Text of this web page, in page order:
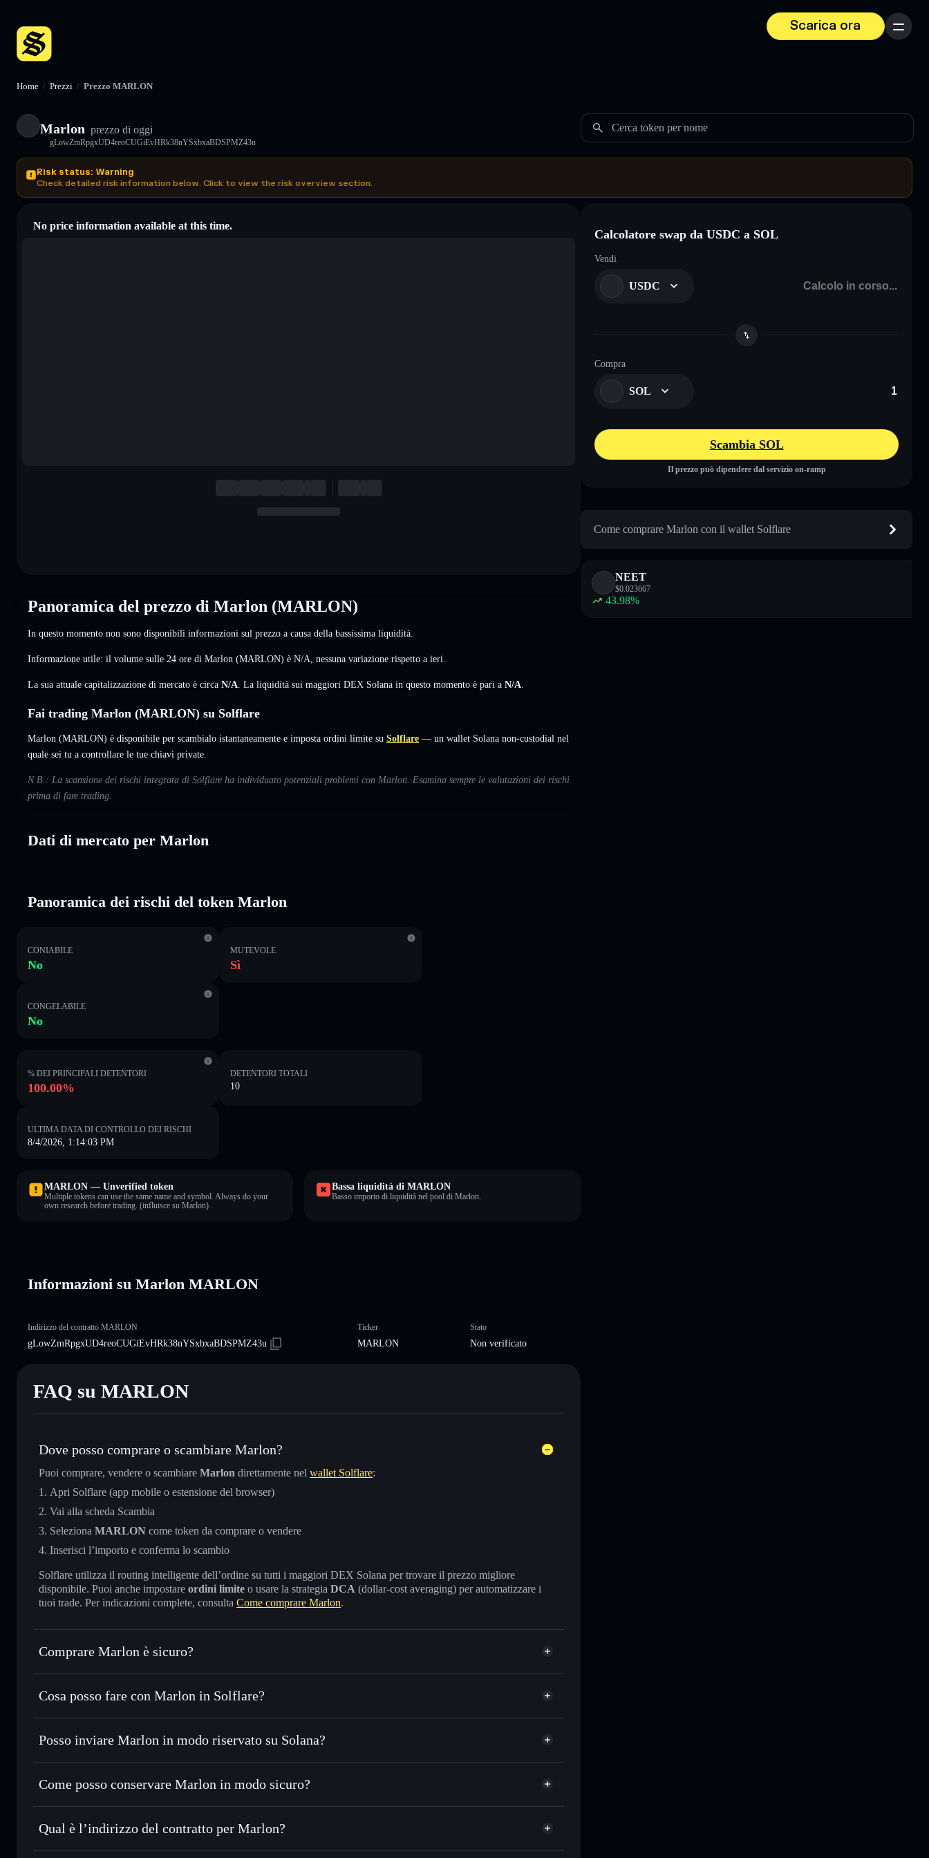
Scarica ora
Menu
Home / Prezzi / Prezzo MARLON
Marlon prezzo di oggi
gLowZmRpgxUD4reoCUGiEvHRk38nYSxbxaBDSPMZ43u
Cerca token per nome
Risk status: Warning
Check detailed risk information below. Click to view the risk overview section.
No price information available at this time.
Panoramica del prezzo di Marlon (MARLON)
In questo momento non sono disponibili informazioni sul prezzo a causa della bassissima liquidità.
Informazione utile: il volume sulle 24 ore di Marlon (MARLON) è N/A nessuna variazione rispetto a ieri.
La sua attuale capitalizzazione di mercato è circa N/A . La liquidità sui maggiori DEX Solana in questo momento è pari a N/A
Fai trading Marlon (MARLON) su Solflare
Marlon (MARLON) è disponibile per scambialo istantaneamente e imposta ordini limite su Solflare — un wallet Solana non-custodial nel
quale sei tu a controllare le tue chiavi private.
N.B.: La scansione dei rischi integrata di Solflare ha individuato potenziali problemi con Marlon. Esamina sempre le valutazioni dei rischi
prima di fare trading.
Dati di mercato per Marlon
Panoramica dei rischi del token Marlon
CONIABILE
No
MUTEVOLE
Sì
CONGELABILE
No
% DEI PRINCIPALI DETENTORI
100.00%
DETENTORI TOTALI
10
ULTIMA DATA DI CONTROLLO DEI RISCHI
8/4/2026, 1:14:03 PM
MARLON — Unverified token
Multiple tokens can use the same name and symbol. Always do your
own research before trading. (influisce su Marlon).
Bassa liquidità di MARLON
Basso importo di liquidità nel pool di Marlon.
Informazioni su Marlon MARLON
Indirizzo del contratto MARLON
gLowZmRpgxUD4reoCUGiEvHRk38nYSxbxaBDSPMZ43u
Ticker
MARLON
Stato
Non verificato
FAQ su MARLON
Dove posso comprare o scambiare Marlon?
Puoi comprare, vendere o scambiare Marlon direttamente nel wallet Solflare:
Apri Solflare (app mobile o estensione del browser)
Vai alla scheda Scambia
Seleziona MARLON come token da comprare o vendere
Inserisci l’importo e conferma lo scambio
Solflare utilizza il routing intelligente dell’ordine su tutti i maggiori DEX Solana per trovare il prezzo migliore
disponibile. Puoi anche impostare ordini limite o usare la strategia DCA (dollar-cost averaging) per automatizzare i
tuoi trade. Per indicazioni complete, consulta Come comprare Marlon.
Comprare Marlon è sicuro?
Marlon non è verificato
Cosa posso fare con Marlon in Solflare?
Marlon
wallet Solflare
Scambiare istantaneamente— scambia MARLON in SOL, USDC o in migliaia di altri token Solana al prezzo
Usare il DCA— applica la strategia dollar-cost average su MARLON nel tempo
Inviare in modo riservato— trasferisci MARLON senza collegare pubblicamente i wallet usando l’Aggregatore di
privacy incorporato di Solflare
Posso inviare Marlon in modo riservato su Solana?
Aggregatore di privacy
Come posso conservare Marlon in modo sicuro?
Marlon wallet non-custodial Solflare
Qual è l’indirizzo del contratto per Marlon?
Marlon
Calcolatore swap da USDC a SOL
Vendi
USDC
Compra
SOL
Scambia SOL
Il prezzo può dipendere dal servizio on-ramp
Come comprare Marlon con il wallet Solflare
NEET
$0.023667
43.98%